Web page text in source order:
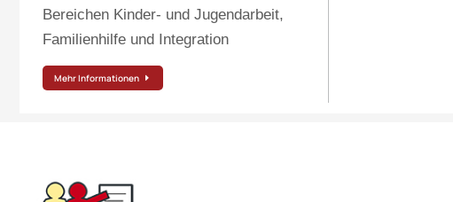
Bereichen Kinder- und Jugendarbeit,
Familienhilfe und Integration
Mehr Informationen